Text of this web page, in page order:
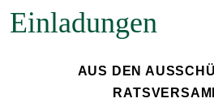
Einladungen
AUS DEN